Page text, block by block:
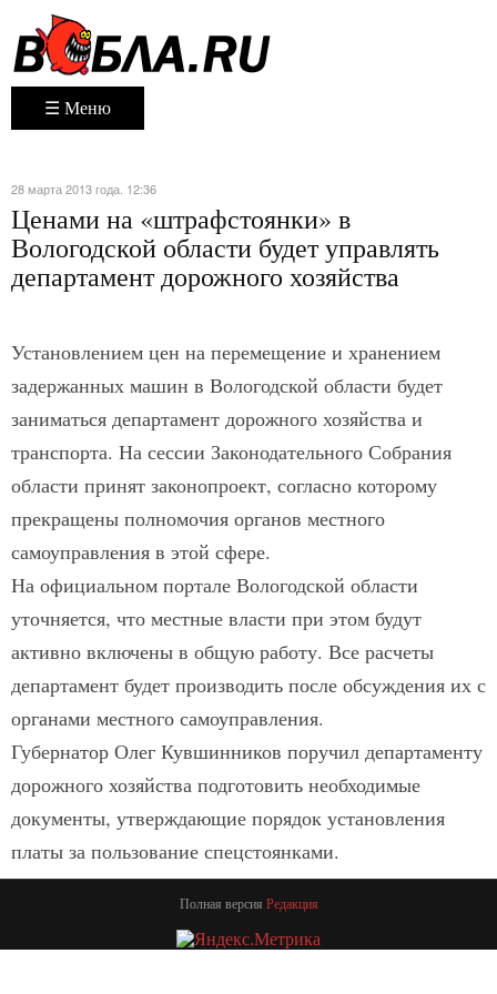
☰ Меню
28 марта 2013 года. 12:36
Ценами на «штрафстоянки» в
Вологодской области будет управлять
департамент дорожного хозяйства
Установлением цен на перемещение и хранением
задержанных машин в Вологодской области будет
заниматься департамент дорожного хозяйства и
транспорта. На сессии Законодательного Собрания
области принят законопроект, согласно которому
прекращены полномочия органов местного
самоуправления в этой сфере.
На официальном портале Вологодской области
уточняется, что местные власти при этом будут
активно включены в общую работу. Все расчеты
департамент будет производить после обсуждения их с
органами местного самоуправления.
Губернатор Олег Кувшинников поручил департаменту
дорожного хозяйства подготовить необходимые
документы, утверждающие порядок установления
платы за пользование спецстоянками.
Полная версия Редакция